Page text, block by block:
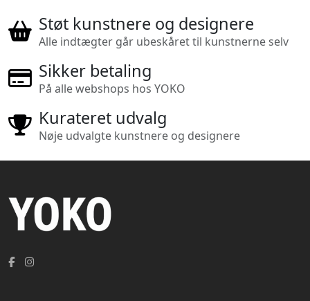
Støt kunstnere og designere
Alle indtægter går ubeskåret til kunstnerne selv
Sikker betaling
På alle webshops hos YOKO
Kurateret udvalg
Nøje udvalgte kunstnere og designere